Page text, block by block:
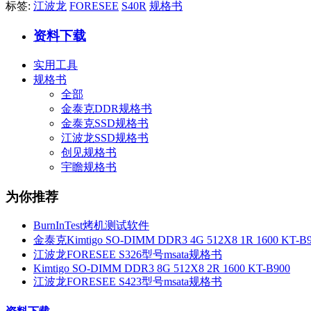
标签: 江波龙 FORESEE S40R 规格书
资料下载
实用工具
规格书
全部
金泰克DDR规格书
金泰克SSD规格书
江波龙SSD规格书
创见规格书
宇瞻规格书
为你推荐
BurnInTest烤机测试软件
金泰克Kimtigo SO-DIMM DDR3 4G 512X8 1R 1600 KT-
江波龙FORESEE S326型号msata规格书
Kimtigo SO-DIMM DDR3 8G 512X8 2R 1600 KT-B900
江波龙FORESEE S423型号msata规格书